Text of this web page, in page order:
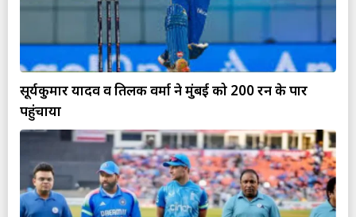
सूर्यकुमार यादव व तिलक वर्मा ने मुंबई को 200 रन के पार
पहुंचाया